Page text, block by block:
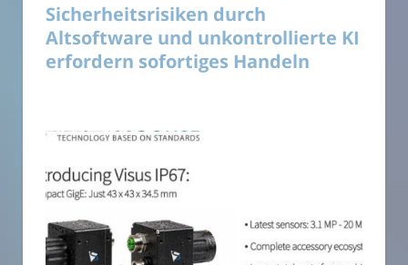
Sicherheitsrisiken durch
Altsoftware und unkontrollierte KI
erfordern sofortiges Handeln